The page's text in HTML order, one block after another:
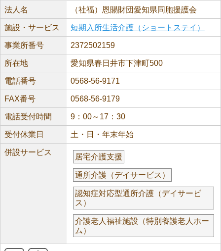
法人名 （社福）恩賜財団愛知県同胞援護会
施設・サービス 短期入所生活介護（ショートステイ）
事業所番号 2372502159
所在地 愛知県春日井市下津町500
電話番号 0568-56-9171
FAX番号 0568-56-9179
電話受付時間 9：00～17：30
受付休業日 土・日・年末年始
併設サービス
居宅介護支援
通所介護（デイサービス）
認知症対応型通所介護（デイサービ
ス）
介護老人福祉施設（特別養護老人ホー
ム）